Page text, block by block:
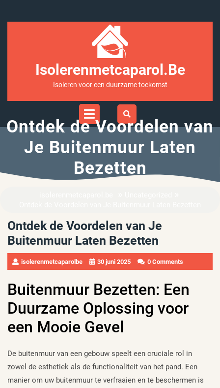
Isolerenmetcaparol.be
Isoleren voor een duurzame toekomst
Open
Ontdek de Voordelen van
Je Buitenmuur Laten
Bezetten
Ontdek de Voordelen van Je
Buitenmuur Laten Bezetten
isolerenmetcaparolbe 30 juni 2025 0 Comments
Buitenmuur Bezetten: Een
Duurzame Oplossing voor
een Mooie Gevel
De buitenmuur van een gebouw speelt een cruciale rol in
zowel de esthetiek als de functionaliteit van het pand. Een
manier om uw buitenmuur te verfraaien en te beschermen is